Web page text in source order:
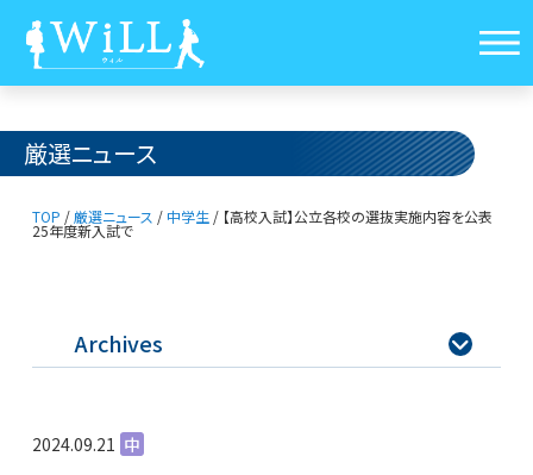
厳選ニュース
TOP /厳選ニュース / 中学生/ 【高校入試】公立各校の選抜実施内容を公表
25年度新入試で
Archives 
2024.09.21 中